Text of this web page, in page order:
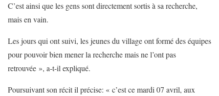
C’est ainsi que les gens sont directement sortis à sa recherche,
mais en vain.
Les jours qui ont suivi, les jeunes du village ont formé des équipes
pour pouvoir bien mener la recherche mais ne l’ont pas
retrouvée », a-t-il expliqué.
Poursuivant son récit il précise: « c’est ce mardi 07 avril, aux